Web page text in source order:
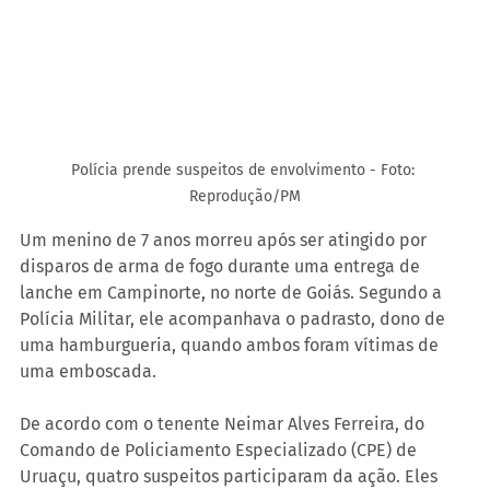
Polícia prende suspeitos de envolvimento - Foto:
Reprodução/PM
Um menino de 7 anos morreu após ser atingido por
disparos de arma de fogo durante uma entrega de
lanche em Campinorte, no norte de Goiás. Segundo a
Polícia Militar, ele acompanhava o padrasto, dono de
uma hamburgueria, quando ambos foram vítimas de
uma emboscada.
De acordo com o tenente Neimar Alves Ferreira, do
Comando de Policiamento Especializado (CPE) de
Uruaçu, quatro suspeitos participaram da ação. Eles